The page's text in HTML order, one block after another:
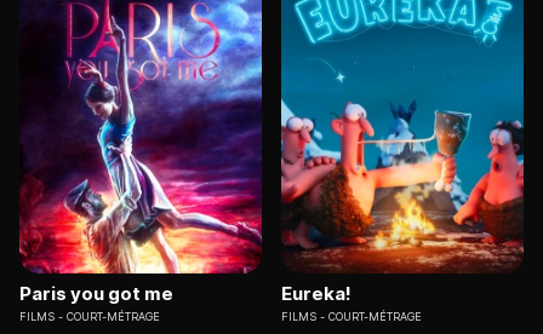
Paris you got me
FILMS COURT-MÉTRAGE
Eureka!
FILMS COURT-MÉTRAGE